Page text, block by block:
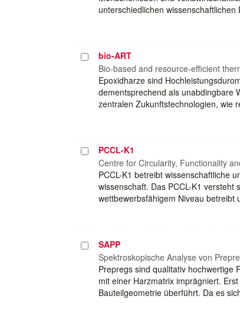
unterschiedlichen
Projekt
auswählen
bio-ART
Bio-based and resource-efficient
Epoxidharze sind
dementsprechend als unabdingbare
zentralen Zukunftstechnologien, wie
Projekt
auswählen
PCCL-K1
Centre for Circularity, Functionality
PCCL-K1 betreibt wissenschaftliche
wissenschaft. Das PCCL-K1
wettbewerbsfähigem Niveau
Projekt
auswählen
SAPP
Spektroskopische Analyse von
Prepregs sind qualitativ hochwertige
mit einer Harzmatrix imprägniert.
Bauteilgeometrie überführt. Da es